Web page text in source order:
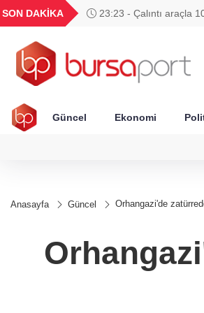
SON DAKİKA 23:23 - Çalıntı araçla
GEL
18,2677
16,3788
Güncel Ekonomi
Anasayfa Güncel Orhangazi'de